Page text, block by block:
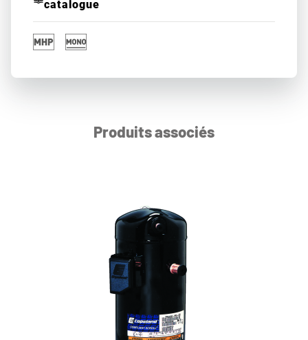
catalogue
Produits associés